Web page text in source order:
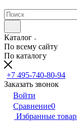
Каталог
По всему сайту
По каталогу
+7 495-740-80-94
Заказать звонок
Войти
Сравнение0
Избранные